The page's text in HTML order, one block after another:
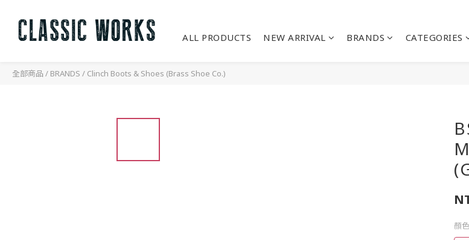
ALL PRODUCTS NEW ARRIVAL BRANDS CATEGORIES
全部商品 / BRANDS / Clinch Boots & Shoes (Brass Shoe Co.)
顏色